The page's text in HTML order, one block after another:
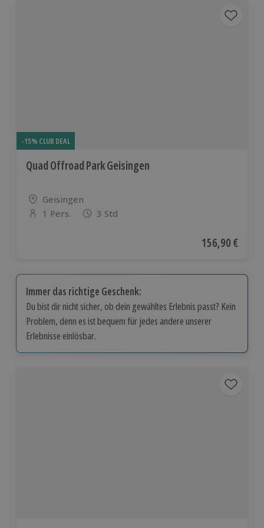
-15% CLUB DEAL
Quad Offroad Park Geisingen
Standort
Geisingen
Anzahl der Teilnehmer
1 Pers. 3 Std
Aktueller Preis
156,90 €
Immer das richtige Geschenk:
Du bist dir nicht sicher, ob dein gewähltes Erlebnis passt? Kein
Problem, denn es ist bequem für jedes andere unserer
Erlebnisse einlösbar.